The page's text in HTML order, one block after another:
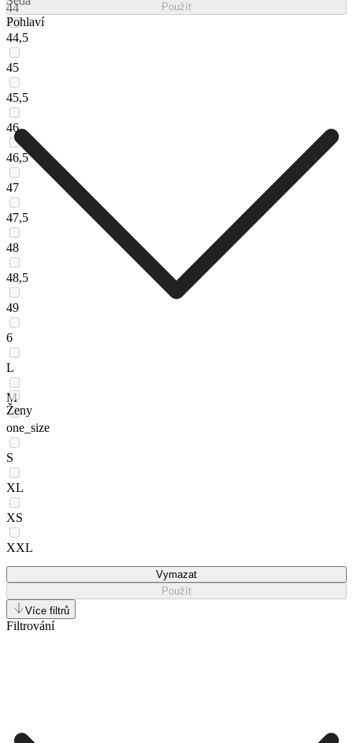
44
44,5
45
45,5
46
46,5
47
47,5
48
48,5
49
6
L
M
one_size
S
XL
XS
XXL
Použít
Pohlaví
Ženy
Vymazat
Použít
Více filtrů
Filtrování